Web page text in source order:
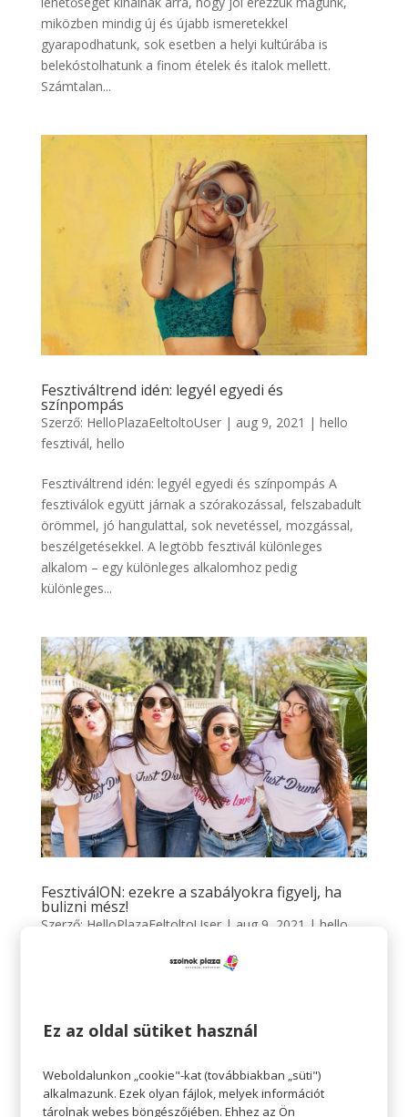
miközben mindig új és újabb ismeretekkel
gyarapodhatunk, sok esetben a helyi kultúrába is
belekóstolhatunk a finom ételek és italok mellett.
Számtalan...
Fesztiváltrend idén: legyél egyedi és
színpompás
Szerző: HelloPlazaEeltoltoUser| aug 9, 2021 | hello
fesztivál, hello
Fesztiváltrend idén: legyél egyedi és színpompás A
fesztiválok együtt járnak a szórakozással, felszabadult
örömmel, jó hangulattal, sok nevetéssel, mozgással,
beszélgetésekkel. A legtöbb fesztivál különleges
alkalom – egy különleges alkalomhoz pedig
különleges...
FesztiválON: ezekre a szabályokra figyelj, ha
bulizni mész!
Szerző: HelloPlazaEeltoltoUser| aug 9, 2021 | hello
programok, és ez így is van jól. Gasztronómiai
programok sokasága, sportrendezvények és
szabadtéri programok...
Ez az oldal sütiket használ
Weboldalunkon „cookie"-kat (továbbiakban „süti")
alkalmazunk. Ezek olyan fájlok, melyek információt
tárolnak webes böngészőjében. Ehhez az Ön